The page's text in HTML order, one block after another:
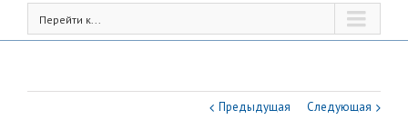
Перейти к...
Предыдущая Следующая